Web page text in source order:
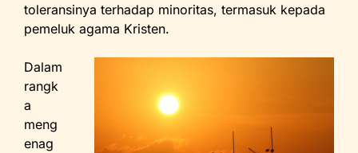
toleransinya terhadap minoritas, termasuk kepada
pemeluk agama Kristen.
Dalam
rangk
a
meng
enag